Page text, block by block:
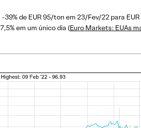
de EUR 95/ton em 23/Fev/22 para
em um único dia (Euro Markets: EUAs